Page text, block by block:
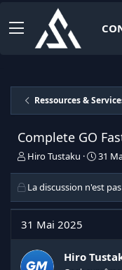
Ressources &
Complete GO
I
t
i
a
u
Hiro Tustaku
D
e
d
b
31
La discussion n'est
31 Mai 2025
Hiro